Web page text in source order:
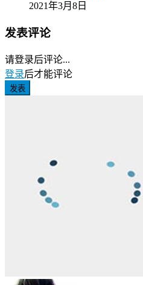
2021年3月8日
发表评论
请登录后评论...
登录后才能评论
发表